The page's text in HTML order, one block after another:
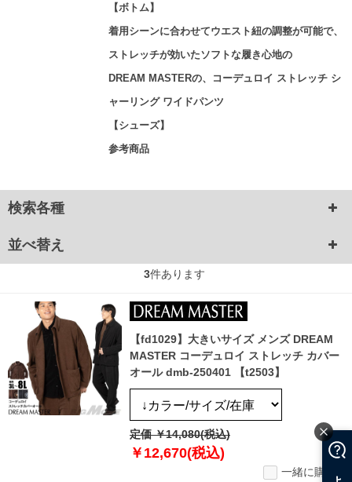
【ボトム】
着用シーンに合わせてウエスト紐の調整が可能で、
ストレッチが効いたソフトな履き心地の
DREAM MASTERの、コーデュロイ ストレッチ シ
ャーリング ワイドパンツ
【シューズ】
参考商品
検索各種
並べ替え
3件あります
【fd1029】大きいサイズ メンズ DREAM
MASTER コーデュロイ ストレッチ カバー
オール dmb-250401 【t2503】
定価 ￥14,080(税込)
￥12,670(税込)
一緒に購入